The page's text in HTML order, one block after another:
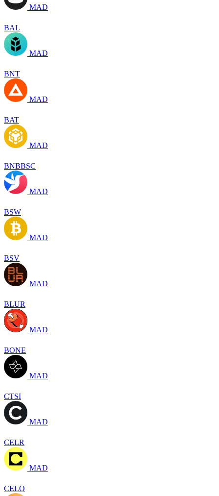
MAD
BAL
MAD
BNT
MAD
BAT
MAD
BNBBSC
MAD
BSW
MAD
BSV
MAD
BLUR
MAD
BONE
MAD
CTSI
MAD
CELR
MAD
CELO